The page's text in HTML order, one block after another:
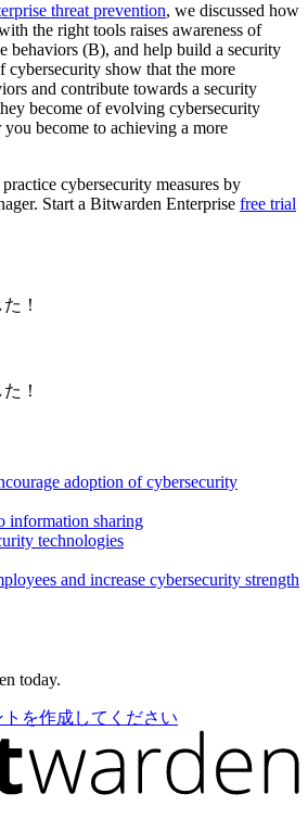
threat prevention, we discussed how
the right tools raises awareness of
behaviors (B), and help build a security
show that the more
and contribute towards a security
become of evolving cybersecurity
you become to achieving a more
cybersecurity measures by
Start a Bitwarden Enterprise free trial
！
！
adoption of cybersecurity
information sharing
technologies
and increase cybersecurity strength
today.
を作成してください